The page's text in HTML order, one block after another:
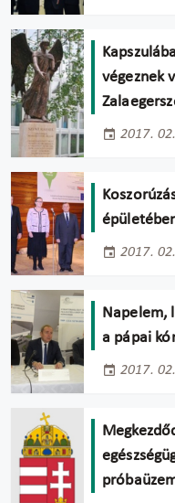
végeznek
2017.
2017.
Napelem,
a pápai
2017.